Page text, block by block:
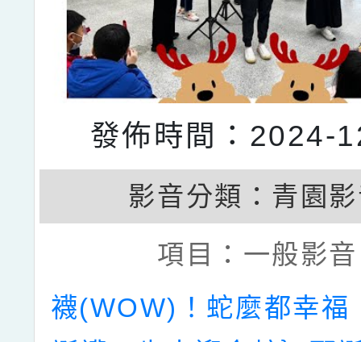
發佈時間：2024-
影音分類： 青園
項目： 一般影音
襪(WOW)！蛇麼都幸福